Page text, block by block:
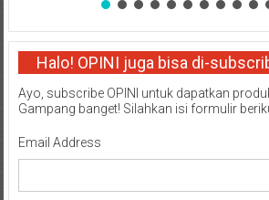
Halo! OPINI juga bisa di-
Ayo, subscribe OPINI untuk dapatkan
Gampang banget! Silahkan isi formulir
Email Address